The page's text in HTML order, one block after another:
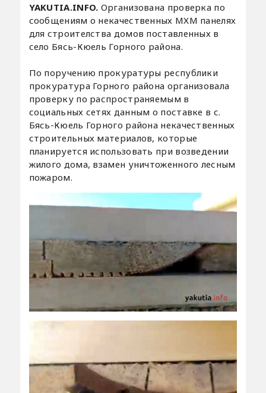
YAKUTIA.INFO. Организована проверка по
сообщениям о некачественных МХМ панелях
для строителства домов поставленных в
село Бясь-Кюель Горного района.
По поручению прокуратуры республики
прокуратура Горного района организовала
проверку по распространяемым в
социальных сетях данным о поставке в с.
Бясь-Кюель Горного района некачественных
строительных материалов, которые
планируется использовать при возведении
жилого дома, взамен уничтоженного лесным
пожаром.